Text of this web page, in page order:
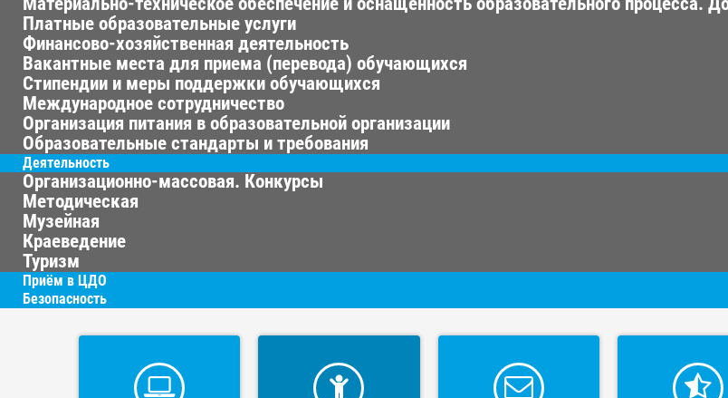
Платные образовательные услуги
Финансово-хозяйственная деятельность
Вакантные места для приема (перевода) обучающихся
Стипендии и меры поддержки обучающихся
Международное сотрудничество
Организация питания в образовательной организации
Образовательные стандарты и требования
Деятельность
Организационно-массовая. Конкурсы
Методическая
Музейная
Краеведение
Туризм
Приём в ЦДО
Безопасность